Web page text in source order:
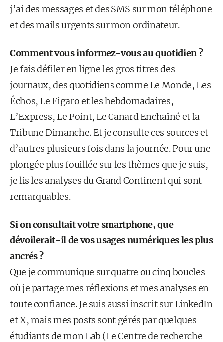
j’ai des messages et des SMS sur mon téléphone
et des mails urgents sur mon ordinateur.
Comment vous informez-vous au quotidien ?
Je fais défiler en ligne les gros titres des
journaux, des quotidiens comme Le Monde, Les
Échos, Le Figaro et les hebdomadaires,
L’Express, Le Point, Le Canard Enchaîné et la
Tribune Dimanche. Et je consulte ces sources et
d’autres plusieurs fois dans la journée. Pour une
plongée plus fouillée sur les thèmes que je suis,
je lis les analyses du Grand Continent qui sont
remarquables.
Si on consultait votre smartphone, que
dévoilerait-il de vos usages numériques les plus
ancrés ?
Que je communique sur quatre ou cinq boucles
où je partage mes réflexions et mes analyses en
toute confiance. Je suis aussi inscrit sur LinkedIn
et X, mais mes posts sont gérés par quelques
étudiants de mon Lab (Le Centre de recherche